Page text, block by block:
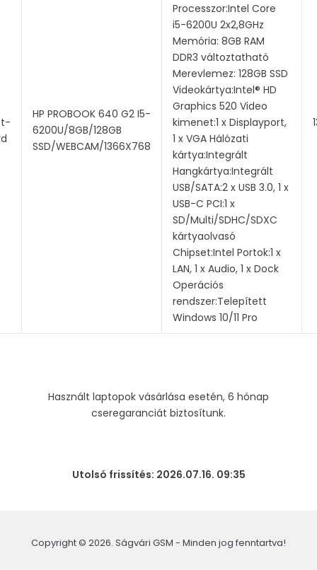
HP PROBOOK 640 G2 I5-
6200U/8GB/128GB
SSD/WEBCAM/1366X768
Processzor:Intel Core
i5-6200U 2x2,8GHz
Memória: 8GB RAM
DDR3 változtatható
Merevlemez: 128GB SSD
Videokártya:Intel® HD
Graphics 520 Video
kimenet:1 x Displayport,
1 x VGA Hálózati
kártya:Integrált
Hangkártya:Integrált
USB/SATA:2 x USB 3.0, 1 x
USB-C PCI:1 x
SD/Multi/SDHC/SDXC
kártyaolvasó
Chipset:Intel Portok:1 x
LAN, 1 x Audio, 1 x Dock
Operációs
rendszer:Telepített
Windows 10/11 Pro
Használt laptopok vásárlása esetén, 6 hónap
cseregaranciát biztosítunk.
Utolsó frissítés: 2026.07.16. 09:35
Copyright © 2026. Ságvári GSM - Minden jog fenntartva!